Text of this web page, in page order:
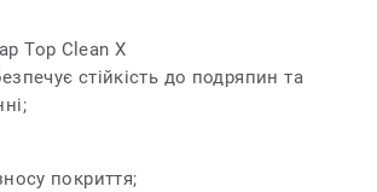
Top Clean X
стійкість до подряпин та
покриття;